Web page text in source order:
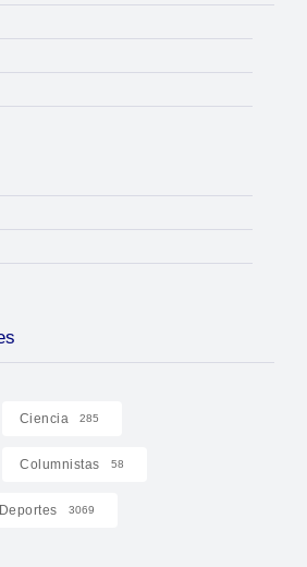
Ciencia 285
Columnistas 58
Deportes 3069